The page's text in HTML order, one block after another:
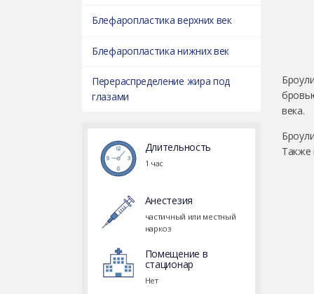
века.
Также
Блефаропластика верхних век
Блефаропластика нижних век
Перераспределение жира под
глазами
Длительность
1 час
Анестезия
частичный или местный
наркоз
Помещение в
стационар
Нет